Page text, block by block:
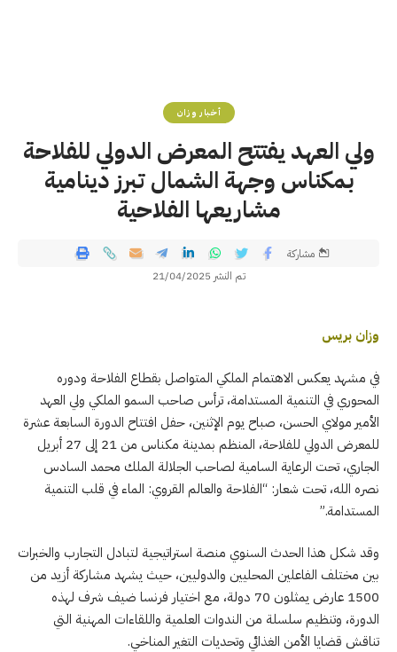
أخبار وزان
ولي العهد يفتتح المعرض الدولي للفلاحة
بمكناس وجهة الشمال تبرز دينامية
مشاريعها الفلاحية
تم النشر 21/04/2025
مشاركة
وزان بريس
في مشهد يعكس الاهتمام الملكي المتواصل بقطاع الفلاحة ودوره
المحوري في التنمية المستدامة، ترأس صاحب السمو الملكي ولي العهد
الأمير مولاي الحسن، صباح يوم الإثنين، حفل افتتاح الدورة السابعة عشرة
للمعرض الدولي للفلاحة، المنظم بمدينة مكناس من 21 إلى 27 أبريل
الجاري، تحت الرعاية السامية لصاحب الجلالة الملك محمد السادس
نصره الله، تحت شعار: “الفلاحة والعالم القروي: الماء في قلب التنمية
المستدامة.”
وقد شكل هذا الحدث السنوي منصة استراتيجية لتبادل التجارب والخبرات
بين مختلف الفاعلين المحليين والدوليين، حيث يشهد مشاركة أزيد من
1500 عارض يمثلون 70 دولة، مع اختيار فرنسا ضيف شرف لهذه
الدورة، وتنظيم سلسلة من الندوات العلمية واللقاءات المهنية التي
تناقش قضايا الأمن الغذائي وتحديات التغير المناخي.